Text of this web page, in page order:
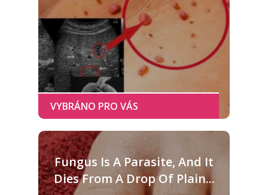
Fungus Is A Parasite, And It
Dies From A Drop Of Plain...